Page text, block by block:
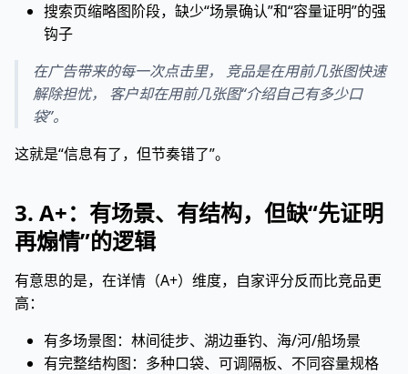
搜索页缩略图阶段，缺少“场景确认”和“容量证明”的强
钩子
在广告带来的每一次点击里， 竞品是在用前几张图快速
解除担忧， 客户却在用前几张图“介绍自己有多少口
袋”。
这就是“信息有了，但节奏错了”。
3. A+：有场景、有结构，但缺“先证明
再煽情”的逻辑
有意思的是，在详情（A+）维度，自家评分反而比竞品更
高：
有多场景图：林间徒步、湖边垂钓、海/河/船场景
有完整结构图：多种口袋、可调隔板、不同容量规格